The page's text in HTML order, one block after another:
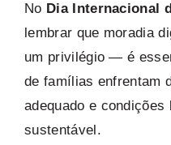
No Dia Internacional
lembrar que moradia
um privilégio — é
de famílias enfrentam
adequado e
sustentável.